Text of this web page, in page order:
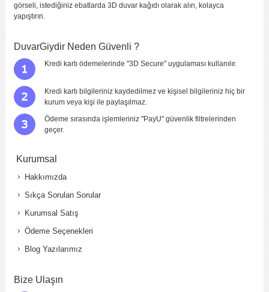
görseli, istediğiniz ebatlarda 3D duvar kağıdı olarak alın, kolayca
yapıştırın.
DuvarGiydir Neden Güvenli ?
Kredi kartı ödemelerinde "3D Secure" uygulaması kullanılır.
Kredi kartı bilgileriniz kaydedilmez ve kişisel bilgileriniz hiç bir
kurum veya kişi ile paylaşılmaz.
Ödeme sırasında işlemleriniz "PayU" güvenlik filtrelerinden
geçer.
Kurumsal
Hakkımızda
Sıkça Sorulan Sorular
Kurumsal Satış
Ödeme Seçenekleri
Blog Yazılarımız
Bize Ulaşın